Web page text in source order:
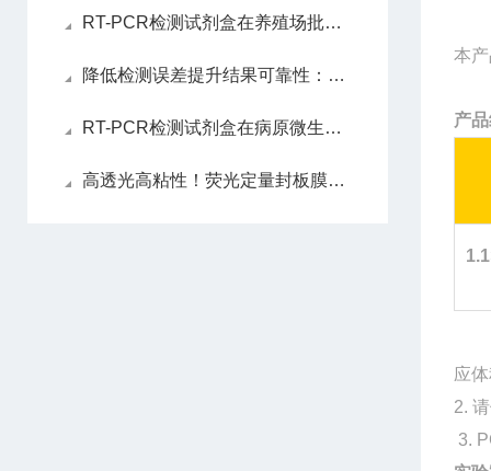
RT-PCR检测试剂盒在养殖场批量筛查中的实操效果验证
降低检测误差提升结果可靠性：RT-PCR检测试剂盒的样本处理、反应体系优化技巧全梳理
RT-PCR检测试剂盒在病原微生物快速鉴定中的核心应用与技术优势全解析
高透光高粘性！荧光定量封板膜如何保障qPCR数据精准
本
产
应
2.
3.